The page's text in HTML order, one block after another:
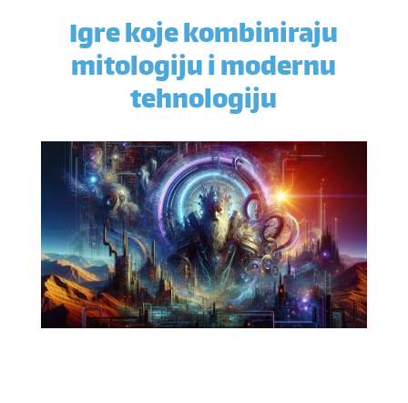
Igre koje kombiniraju
mitologiju i modernu
tehnologiju